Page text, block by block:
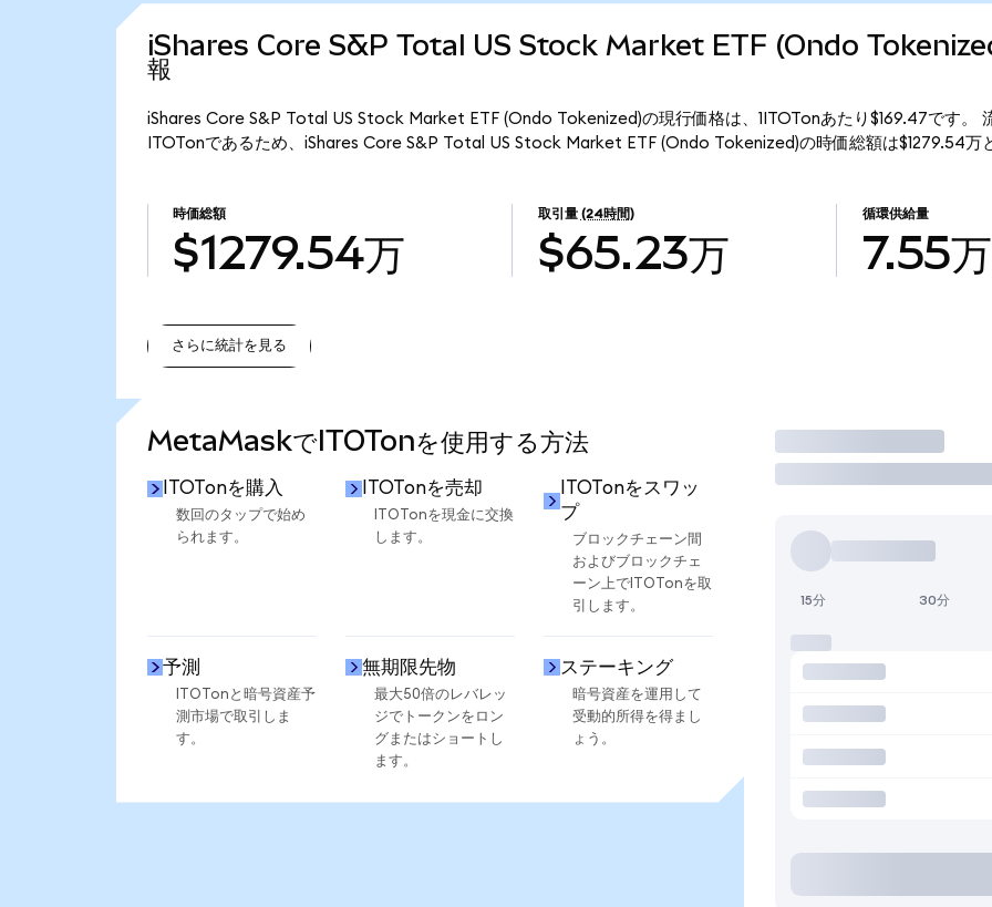
iShares Core S&P Total US Stock Market ETF (Ondo
報
iShares Core S&P Total US Stock Market ETF (Ondo Tokenized)の現行価格は、1ITOTonあたり$169.47です。
ITOTonであるため、iShares Core S&P Total US Stock Market ETF (Ondo Tokenized)の時価総額は$1279.54万
時価総額
$1279.54万
取引量 (24時間)
$65.23万
循環供給量
7.55万
さらに統計を見る
MetaMaskでITOTonを使用する方法
ITOTonを購入
数回のタップで始め
られます。
ITOTonを売却
ITOTonを現金に交換
します。
ITOTonをスワッ
プ
ブロックチェーン間
およびブロックチェ
ーン上でITOTonを取
引します。
予測
ITOTonと暗号資産予
測市場で取引しま
す。
無期限先物
最大50倍のレバレッ
ジでトークンをロン
グまたはショートし
ます。
ステーキング
暗号資産を運用して
受動的所得を得まし
ょう。
取引
15分 30分